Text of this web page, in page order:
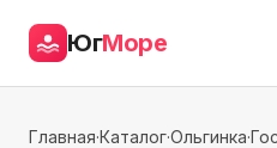
ЮгМоре
Главная·Каталог·Ольгинка·